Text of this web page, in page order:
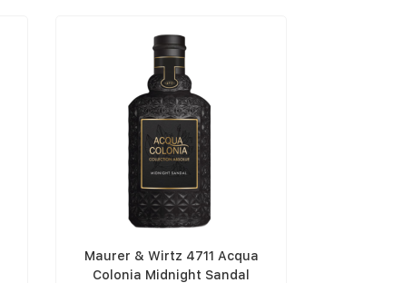
Maurer & Wirtz 4711 Acqua
Colonia Midnight Sandal